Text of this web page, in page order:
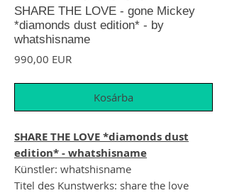
SHARE THE LOVE - gone Mickey
*diamonds dust edition* - by
whatshisname
990,00 EURÁr
Kosárba
SHARE THE LOVE *diamonds dust
edition* - whatshisname
Künstler: whatshisname
Titel des Kunstwerks: share the love